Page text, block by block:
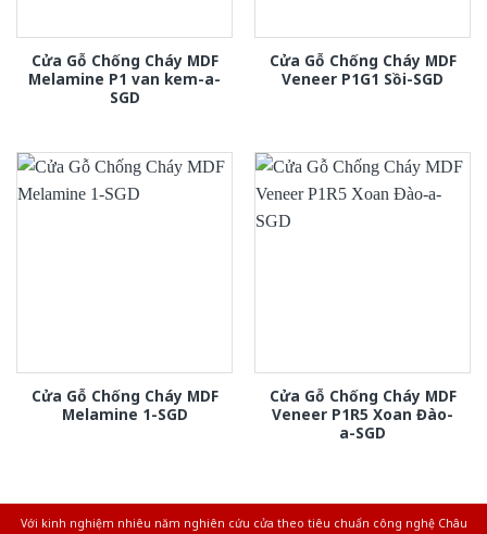
Cửa Gỗ Chống Cháy MDF
Melamine P1 van kem-a-
SGD
Cửa Gỗ Chống Cháy MDF
Veneer P1G1 Sồi-SGD
Cửa Gỗ Chống Cháy MDF
Melamine 1-SGD
Cửa Gỗ Chống Cháy MDF
Veneer P1R5 Xoan Đào-
a-SGD
Với kinh nghiệm nhiêu năm nghiên cứu cửa theo tiêu chuẩn công nghệ Châu